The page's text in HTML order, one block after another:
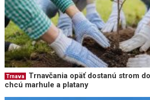
Trnava
Trnavčania opäť dostanú strom
chcú marhule a platany